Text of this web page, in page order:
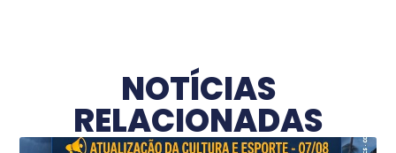
NOTÍCIAS
RELACIONADAS